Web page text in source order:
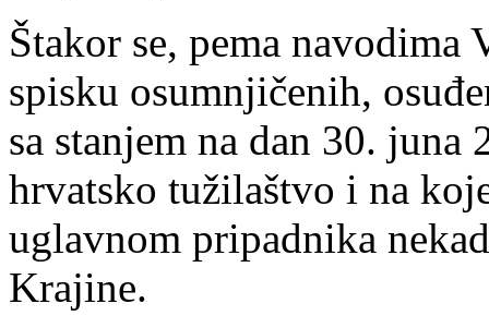
Štakor se, pema navodima
spisku osumnjičenih,
sa stanjem na dan 30.
hrvatsko tužilaštvo i na
uglavnom pripadnika
Krajine.